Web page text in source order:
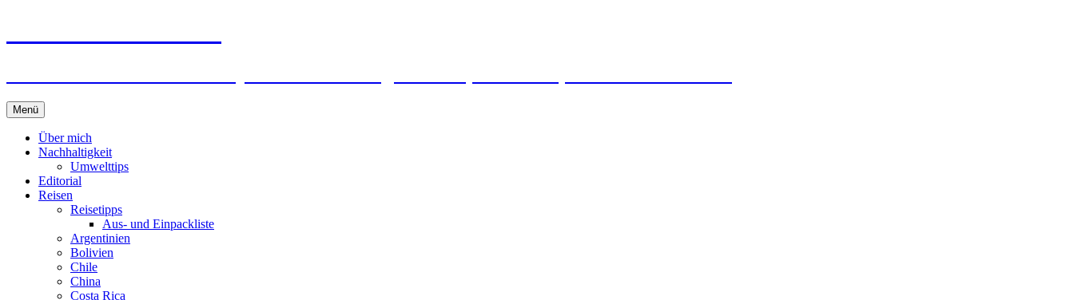
Menü Springe
zum
Inhalt
Über mich
Nachhaltigkeit
Umwelttips
Editorial
Reisen
Reisetipps
Aus- und Einpackliste
Argentinien
Bolivien
Chile
China
Costa Rica